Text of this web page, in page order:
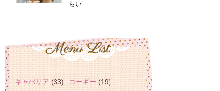
らい …
キャバリア(33) コーギー(19)